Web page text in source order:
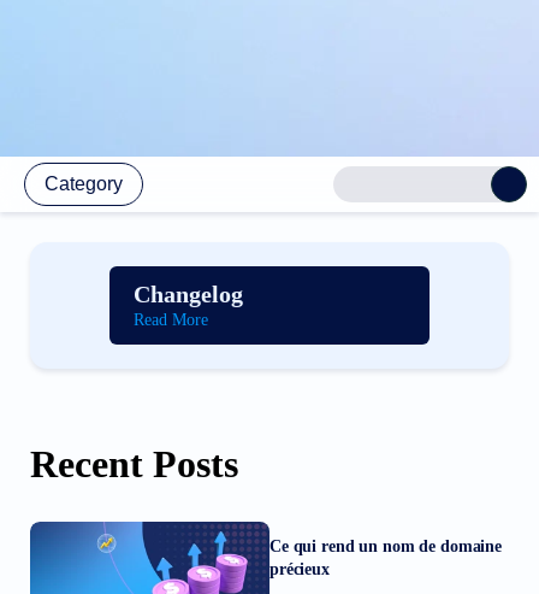
Category
Changelog
Read More
Recent Posts
Ce qui rend un nom de domaine
précieux